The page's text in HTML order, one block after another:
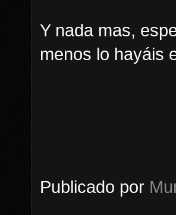
Y nada mas,
menos lo hayáis
Publicado por